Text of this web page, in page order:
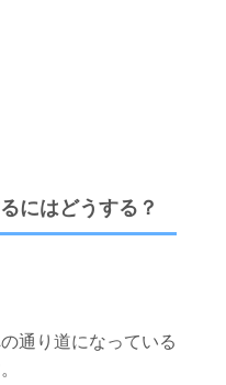
にはどうする？
通り道になっている